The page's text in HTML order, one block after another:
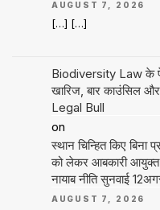
AUGUST 7, 2026
[…] […]
Biodiversity Law के
खारिज, बार काउंसिल
Legal Bull
on
स्थान चिन्हित किए
को लेकर आबकारी आयुक्त
नायाब नीति सुनवाई
AUGUST 7, 2026